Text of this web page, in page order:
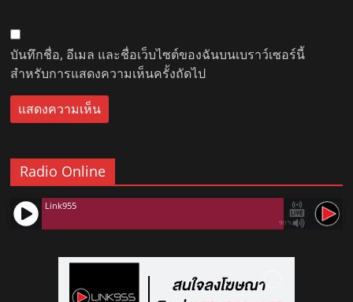
บันทึกชื่อ, อีเมล และชื่อเว็บไซต์ของฉันบนเบราว์เซอร์นี้
สำหรับการแสดงความเห็นครั้งถัดไป
Radio Online
90%
Link955